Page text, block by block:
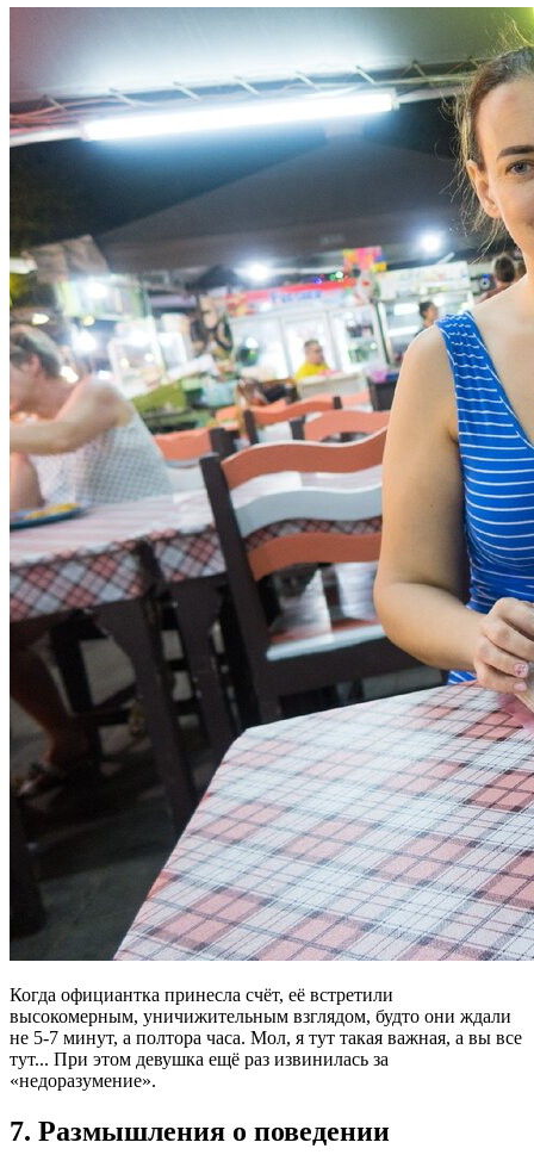
Когда официантка принесла счёт, её встретили
высокомерным, уничижительным взглядом, будто они ждали
не 5-7 минут, а полтора часа. Мол, я тут такая важная, а вы все
тут... При этом девушка ещё раз извинилась за
«недоразумение».
7. Размышления о поведении